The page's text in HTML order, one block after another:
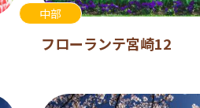
中部
フローランテ宮崎12